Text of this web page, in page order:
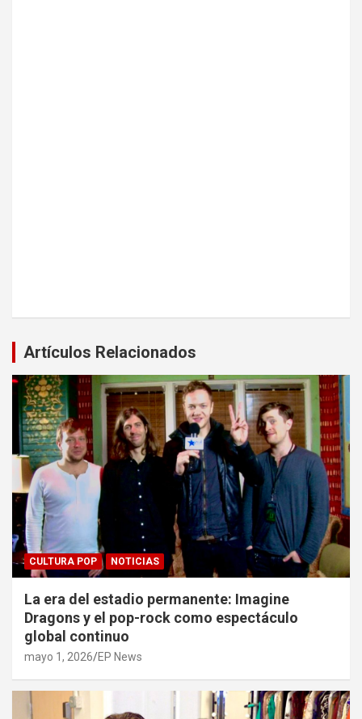
Artículos Relacionados
CULTURA POP NOTICIAS
La era del estadio permanente: Imagine
Dragons y el pop-rock como espectáculo
global continuo
mayo 1, 2026 EP News